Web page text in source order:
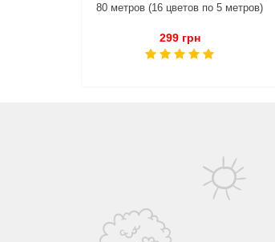
80 метров (16 цветов по 5 метров)
299 грн